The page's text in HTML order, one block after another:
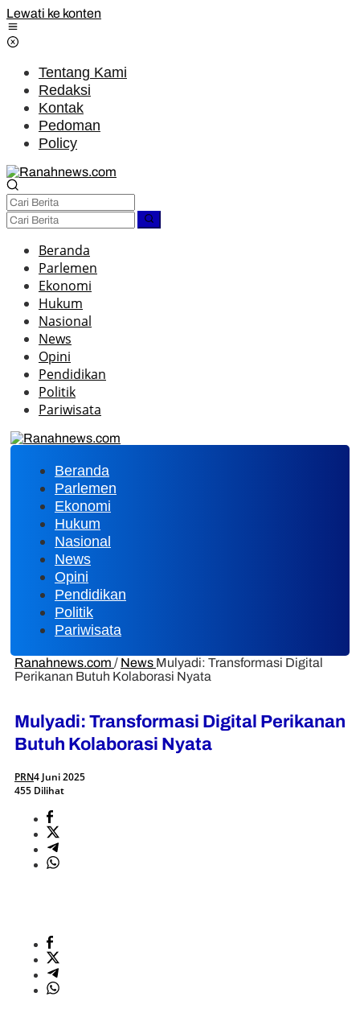
Lewati ke konten
Tentang Kami
Redaksi
Kontak
Pedoman
Policy
Beranda
Parlemen
Ekonomi
Hukum
Nasional
News
Opini
Pendidikan
Politik
Pariwisata
Beranda
Parlemen
Ekonomi
Hukum
Nasional
News
Opini
Pendidikan
Politik
Pariwisata
Ranahnews.com / News Mulyadi: Transformasi Digital
Perikanan Butuh Kolaborasi Nyata
Mulyadi: Transformasi Digital Perikanan
Butuh Kolaborasi Nyata
PRN4 Juni 2025
455 Dilihat